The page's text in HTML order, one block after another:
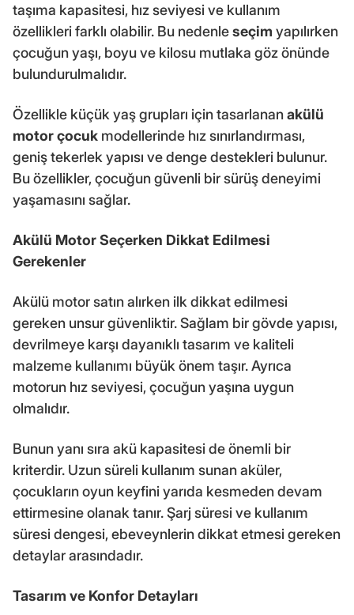
taşıma kapasitesi, hız seviyesi ve kullanım
özellikleri farklı olabilir. Bu nedenleseçim yapılırken
çocuğun yaşı, boyu ve kilosu mutlaka göz önünde
bulundurulmalıdır.
Özellikle küçük yaş grupları için tasarlananakülü
motor çocuk modellerinde hız sınırlandırması,
geniş tekerlek yapısı ve denge destekleri bulunur.
Bu özellikler, çocuğun güvenli bir sürüş deneyimi
yaşamasını sağlar.
Akülü Motor Seçerken Dikkat Edilmesi
Gerekenler
Akülü motor satın alırken ilk dikkat edilmesi
gereken unsur güvenliktir. Sağlam bir gövde yapısı,
devrilmeye karşı dayanıklı tasarım ve kaliteli
malzeme kullanımı büyük önem taşır. Ayrıca
motorun hız seviyesi, çocuğun yaşına uygun
olmalıdır.
Bunun yanı sıra akü kapasitesi de önemli bir
kriterdir. Uzun süreli kullanım sunan aküler,
çocukların oyun keyfini yarıda kesmeden devam
ettirmesine olanak tanır. Şarj süresi ve kullanım
süresi dengesi, ebeveynlerin dikkat etmesi gereken
detaylar arasındadır.
Tasarım ve Konfor Detayları